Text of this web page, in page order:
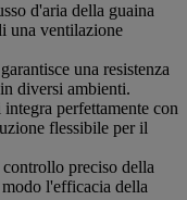
d'aria della guaina
una ventilazione
una resistenza
diversi ambienti.
perfettamente con
flessibile per il
preciso della
l'efficacia della